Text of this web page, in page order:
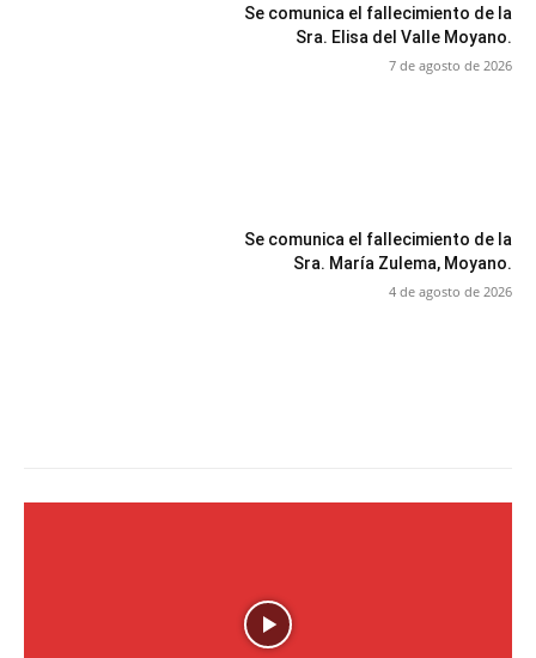
Se comunica el fallecimiento de la
Sra. Elisa del Valle Moyano.
7 de agosto de 2026
Se comunica el fallecimiento de la
Sra. María Zulema, Moyano.
4 de agosto de 2026